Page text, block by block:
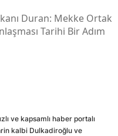
Duran: Mekke Ortak
Tarihi Bir Adım
ve kapsamlı haber portalı
kalbi Dulkadiroğlu ve